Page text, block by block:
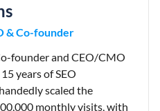
& Co-founder
founder and CEO/CMO
years of SEO
scaled the
monthly visits, with